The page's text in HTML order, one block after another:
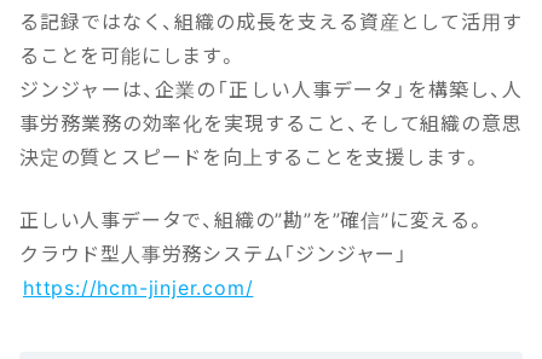
る記録ではなく、組織の成長を支える資産として活用す
ることを可能にします。
ジンジャーは、企業の「正しい人事データ」を構築し、人
事労務業務の効率化を実現すること、そして組織の意思
決定の質とスピードを向上することを支援します。
正しい人事データで、組織の”勘”を”確信”に変える。
クラウド型人事労務システム「ジンジャー」
https://hcm-jinjer.com/